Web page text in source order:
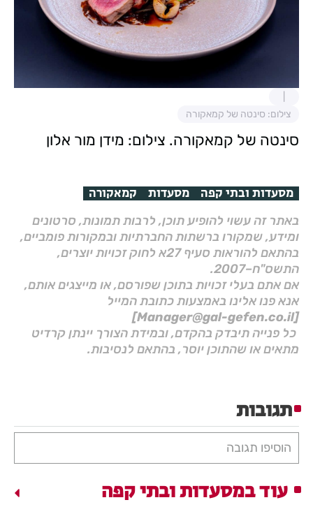
צילום: סינטה של קמאקורה
סינטה של קמאקורה. צילום: מידן מור אלון
מסעדות ובתי קפה מסעדות קמאקורה
באתר זה עשוי להופיע תוכן, לרבות תמונות, סרטונים
ומידע, שמקורו ברשתות החברתיות ובמקורות פומביים,
בהתאם להוראות סעיף 27א לחוק זכויות יוצרים,
התשס"ח–2007.
אם אתם בעלי זכויות בתוכן שפורסם, או מייצגים אותם,
אנא פנו אלינו באמצעות כתובת המייל
[Manager@gal-gefen.co.il]
כל פנייה תיבדק בהקדם, ובמידת הצורך יינתן קרדיט
מתאים או שהתוכן יוסר, בהתאם לנסיבות.
תגובות
הוסיפו תגובה
עוד במסעדות ובתי קפה